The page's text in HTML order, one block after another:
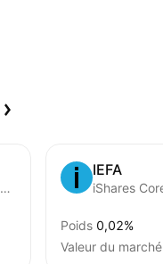
Vanguard FTSE Developed Markets ETF
IEFA
iShares
Poids 0,02%
Valeur du marché